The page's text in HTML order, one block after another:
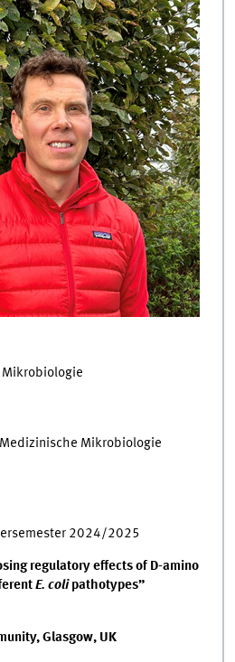
Mikrobiologie
Mikrobiologie
2024/2025
regulatory effects of D-amino
E. colipathotypes”
Glasgow, UK